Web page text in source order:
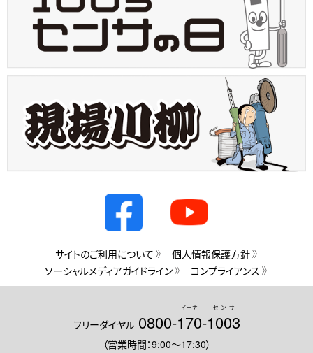
サイトのご利用について
個人情報保護方針
ソーシャルメディアガイドライン
コンプライアンス
フリーダイヤル 0800-170
イーナ
-1003
センサ
（営業時間：9:00～17:30）